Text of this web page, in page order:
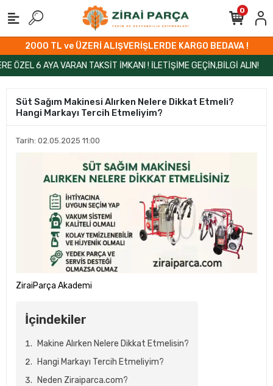
2000 TL ve ÜZERİ ALIŞVERİŞLERDE KARGO BEDAVA !
6 AYA VARAN TAKSİT İMKANI ! İLETİŞİME GEÇİN,BİLGİ ALIN!
0
Süt Sağım Makinesi Alırken Nelere Dikkat Etmeli?
Hangi Markayı Tercih Etmeliyim?
Tarih: 02.05.2025 11:00
ZiraiParça Akademi
İçindekiler
Makine Alırken Nelere Dikkat Etmelisin?
Hangi Markayı Tercih Etmeliyim?
Neden Ziraiparca.com?